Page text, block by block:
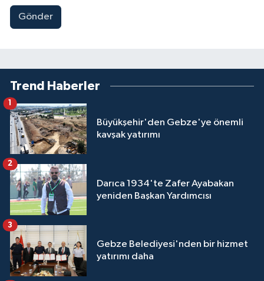
Gönder
Trend Haberler
Büyükşehir'den Gebze'ye önemli
kavşak yatırımı
1
Darıca 1934'te Zafer Ayabakan
yeniden Başkan Yardımcısı
2
Gebze Belediyesi'nden bir hizmet
yatırımı daha
3